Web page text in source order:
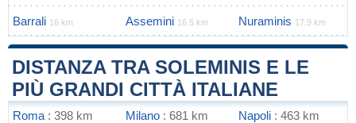
Barrali 16 km Assemini 16.5 km Nuraminis 17.9 km
DISTANZA TRA SOLEMINIS E LE
PIÙ GRANDI CITTÀ ITALIANE
Roma : 398 km Milano : 681 km Napoli : 463 km